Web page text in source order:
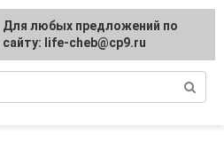
Для любых предложений по
сайту: life-cheb@cp9.ru
Для любых предложений по
сайту: life-cheb@cp9.ru